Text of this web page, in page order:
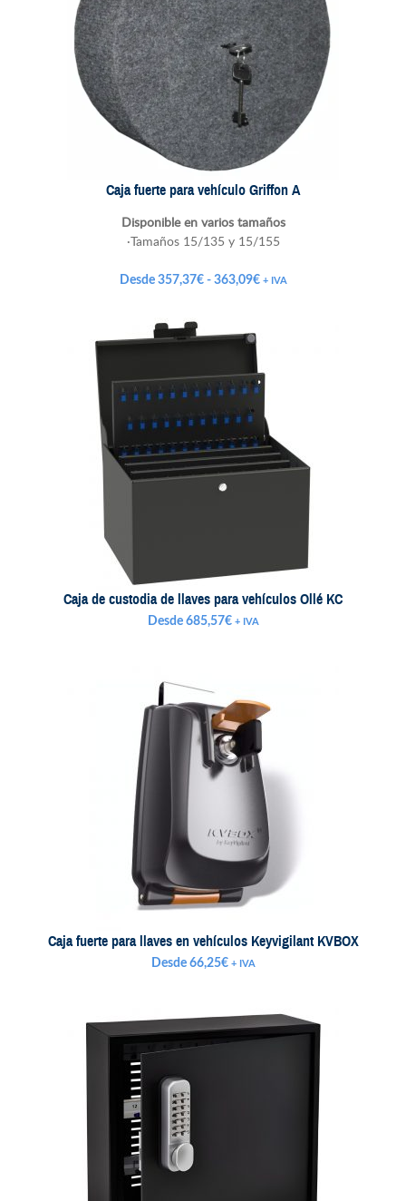
Caja fuerte para vehículo Griffon A
Disponible en varios tamaños
·Tamaños 15/135 y 15/155
Desde357,37€-363,09€Rango
hasta
363,09€
+ IVA
Caja de custodia de llaves para vehículos Ollé KC
Desde685,57€ + IVA
Caja fuerte para llaves en vehículos Keyvigilant KVBOX
Desde66,25€ + IVA